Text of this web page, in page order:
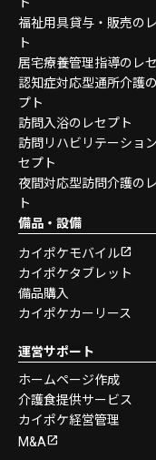
福祉用具貸与・販売の
ト
居宅療養管理指導のレ
認知症対応型通所介護
プト
訪問入浴のレセプト
訪問リハビリテーショ
セプト
夜間対応型訪問介護の
ト
備品・設備
カイポケモバイル
カイポケタブレット
備品購入
カイポケカーリース
運営サポート
ホームページ作成
介護食提供サービス
カイポケ経営管理
M&A